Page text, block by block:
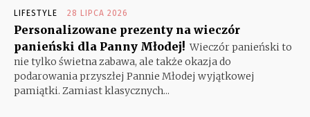
LIFESTYLE 28 LIPCA 2026
Personalizowane prezenty na wieczór
panieński dla Panny Młodej! Wieczór panieński to
nie tylko świetna zabawa, ale także okazja do
podarowania przyszłej Pannie Młodej wyjątkowej
pamiątki. Zamiast klasycznych...